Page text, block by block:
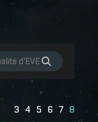
3 4 5 6 7 8